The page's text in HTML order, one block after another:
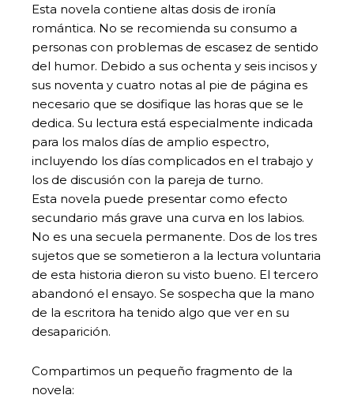
Esta novela contiene altas dosis de ironía
romántica. No se recomienda su consumo a
personas con problemas de escasez de sentido
del humor. Debido a sus ochenta y seis incisos y
sus noventa y cuatro notas al pie de página es
necesario que se dosifique las horas que se le
dedica. Su lectura está especialmente indicada
para los malos días de amplio espectro,
incluyendo los días complicados en el trabajo y
los de discusión con la pareja de turno.
Esta novela puede presentar como efecto
secundario más grave una curva en los labios.
No es una secuela permanente. Dos de los tres
sujetos que se sometieron a la lectura voluntaria
de esta historia dieron su visto bueno. El tercero
abandonó el ensayo. Se sospecha que la mano
de la escritora ha tenido algo que ver en su
desaparición.
Compartimos un pequeño fragmento de la
novela: